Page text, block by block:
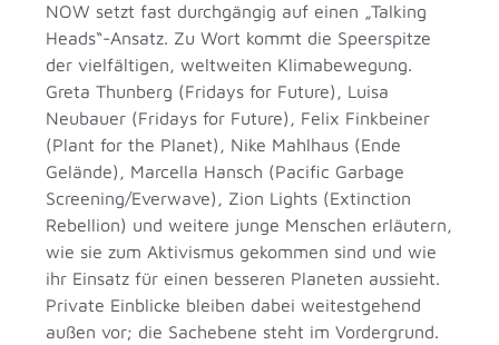
NOW setzt fast durchgängig auf einen „Talking
Heads“-Ansatz. Zu Wort kommt die Speerspitze
der vielfältigen, weltweiten Klimabewegung.
Greta Thunberg (Fridays for Future), Luisa
Neubauer (Fridays for Future), Felix Finkbeiner
(Plant for the Planet), Nike Mahlhaus (Ende
Gelände), Marcella Hansch (Pacific Garbage
Screening/Everwave), Zion Lights (Extinction
Rebellion) und weitere junge Menschen erläutern,
wie sie zum Aktivismus gekommen sind und wie
ihr Einsatz für einen besseren Planeten aussieht.
Private Einblicke bleiben dabei weitestgehend
außen vor; die Sachebene steht im Vordergrund.